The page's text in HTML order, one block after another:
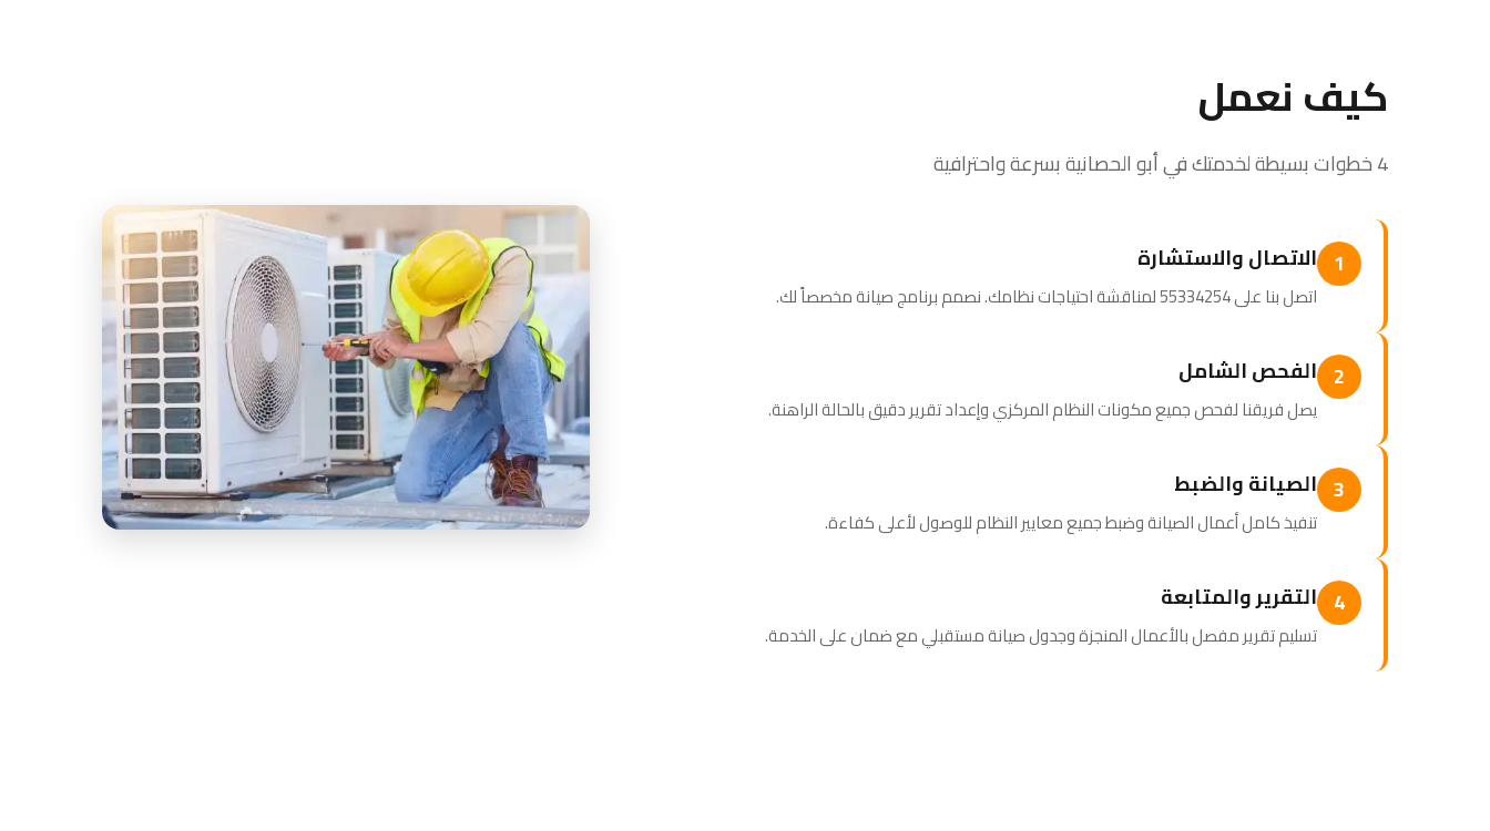
كيف نعمل
4 خطوات بسيطة لخدمتك في أبو الحصانية بسرعة واحترافية
1 الاتصال والاستشارة
اتصل بنا على 55334254 لمناقشة احتياجات نظامك. نصمم برنامج صيانة مخصصاً لك.
2 الفحص الشامل
يصل فريقنا لفحص جميع مكونات النظام المركزي وإعداد تقرير دقيق بالحالة الراهنة.
3 الصيانة والضبط
تنفيذ كامل أعمال الصيانة وضبط جميع معايير النظام للوصول لأعلى كفاءة.
4 التقرير والمتابعة
تسليم تقرير مفصل بالأعمال المنجزة وجدول صيانة مستقبلي مع ضمان على الخدمة.